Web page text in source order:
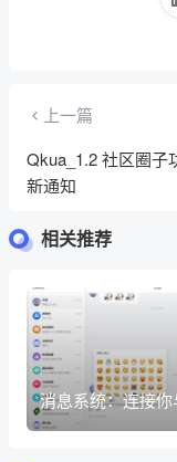
上一篇
Qkua_1.2 社区圈子
新通知
相关推荐
消息系统：连接你
界的纽带